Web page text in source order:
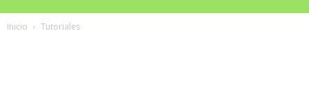
Inicio Tutoriales